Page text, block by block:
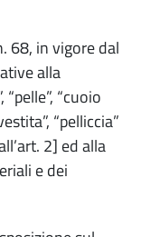
68, in vigore dal
alla
“cuoio
“pelliccia”
2] ed alla
e dei